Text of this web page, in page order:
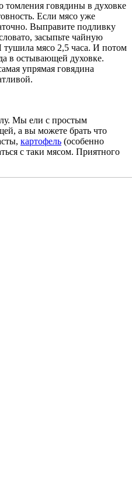
томления говядины в духовке
Если мясо уже
Выправите подливку
засыпьте чайную
тушила мясо 2,5 часа. И потом
в остывающей духовке.
упрямая говядина
Мы ели с простым
а вы можете брать что
картофель (особенно
с таки мясом. Приятного